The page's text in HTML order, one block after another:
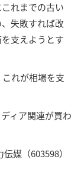
れまでの古い
失敗すれば改
支えようとす
れが相場を支
ィア関連が買わ
媒（603598）